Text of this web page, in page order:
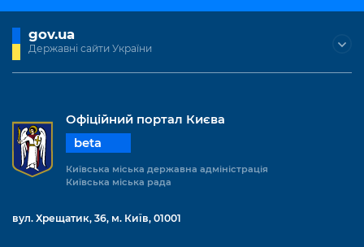
gov.ua
Державні сайти України
Офіційний портал Києва
beta
Київська міська державна адміністрація
Київська міська рада
вул. Хрещатик, 36, м. Київ, 01001